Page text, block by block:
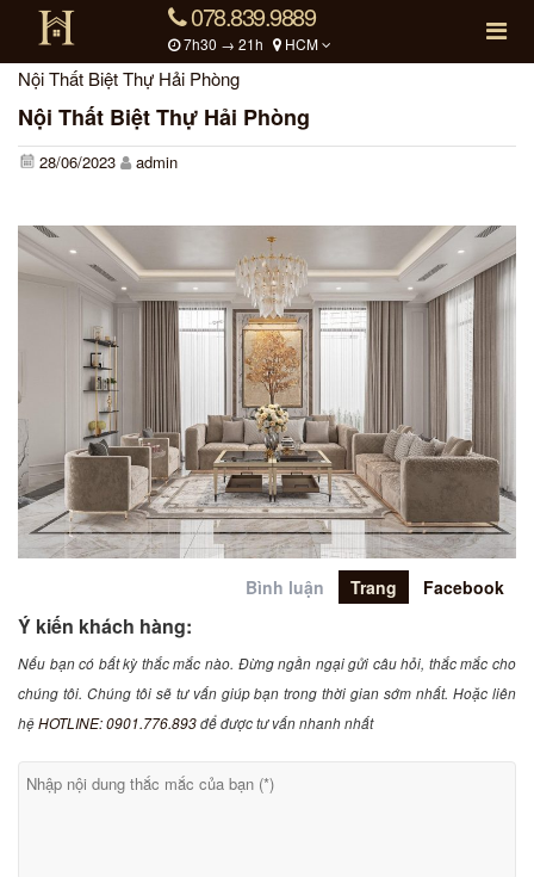
078.839.9889
7h30 → 21h HCM
Nội Thất Biệt Thự Hải Phòng
Nội Thất Biệt Thự Hải Phòng
28/06/2023 admin
Bình luận Trang Facebook
Ý kiến khách hàng:
Nếu bạn có bất kỳ thắc mắc nào. Đừng ngần ngại gửi câu hỏi, thắc mắc cho
chúng tôi. Chúng tôi sẽ tư vấn giúp bạn trong thời gian sớm nhất. Hoặc liên
hệHOTLINE: 0901.776.893để được tư vấn nhanh nhất